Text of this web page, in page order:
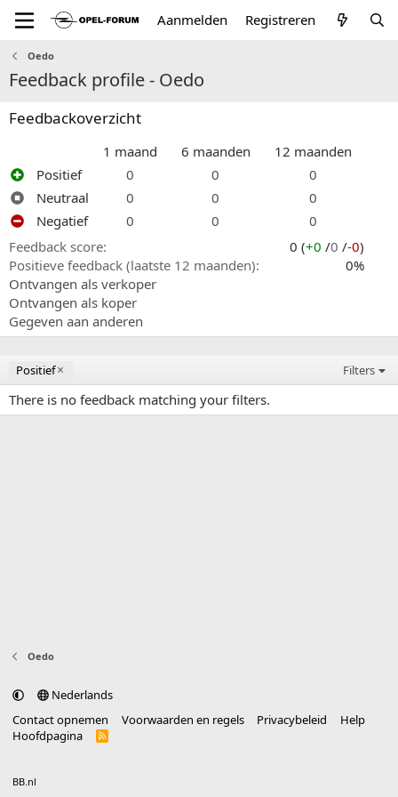
Aanmelden Registreren
Oedo
Feedback profile - Oedo
Feedbackoverzicht
1 maand 6 maanden
12 maanden
Positief
0 0
0
Neutraal
0 0
0
Negatief
0 0
0
Feedback score
0 (+0 /0 /-0)
Positieve feedback (laatste 12 maanden)
0%
Ontvangen als verkoper
Ontvangen als koper
Gegeven aan anderen
Positief Filters
There is no feedback matching your filters.
Oedo
Nederlands
Contact opnemen
Voorwaarden en regels Privacybeleid
Help
Hoofdpagina
R
BB.nl